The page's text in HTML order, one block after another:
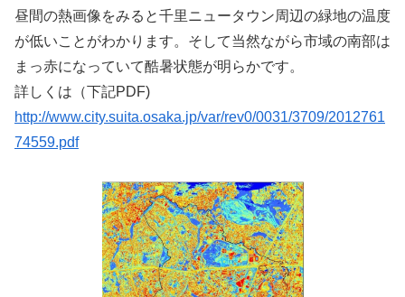
昼間の熱画像をみると千里ニュータウン周辺の緑地の温度
が低いことがわかります。そして当然ながら市域の南部は
まっ赤になっていて酷暑状態が明らかです。
詳しくは（下記PDF)
http://www.city.suita.osaka.jp/var/rev0/0031/3709/2012761
74559.pdf